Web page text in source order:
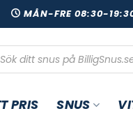
MÅN-FRE 08:30-
PRIS SNUS